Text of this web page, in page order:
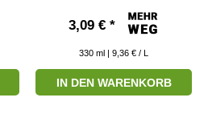
3,09 € *
330 ml | 9,36 € / L
IN DEN WARENKORB